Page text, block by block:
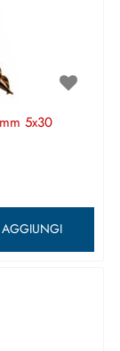
5x30
AGGIUNGI